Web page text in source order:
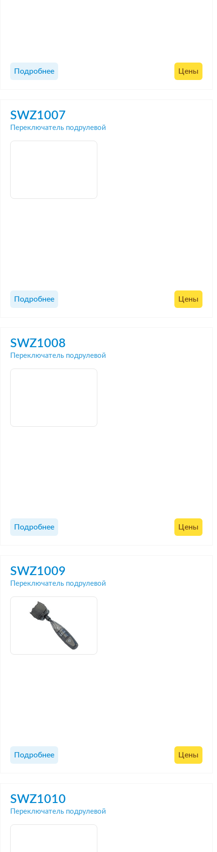
Подробнее Цены
SWZ1007
Переключатель подрулевой
Подробнее Цены
SWZ1008
Переключатель подрулевой
Подробнее Цены
SWZ1009
Переключатель подрулевой
Подробнее Цены
SWZ1010
Переключатель подрулевой